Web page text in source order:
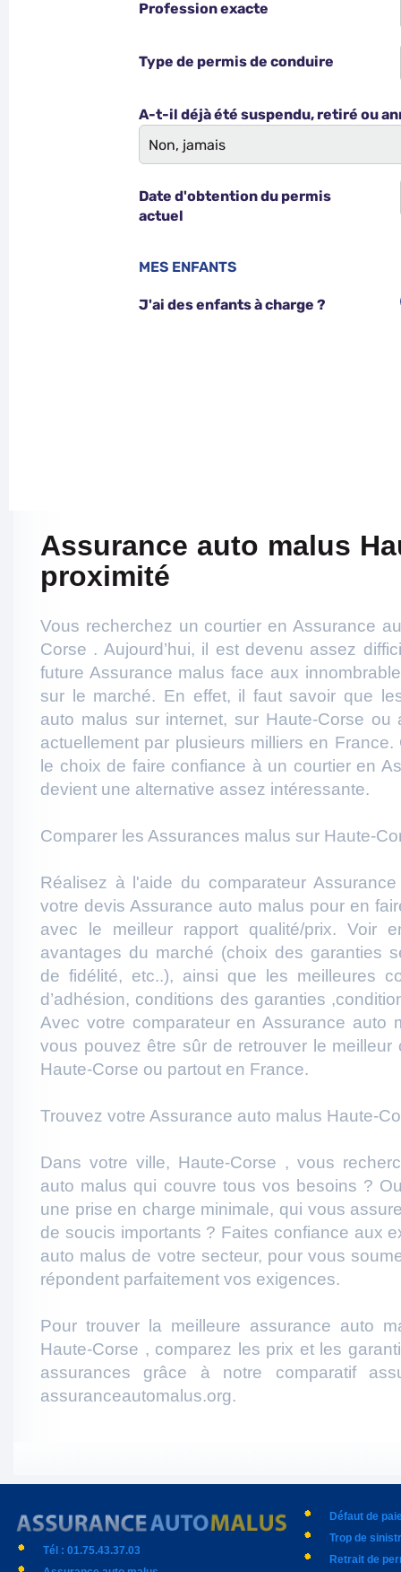
Assurance auto malus
proximité
Vous recherchez un courtier en Assurance
Corse . Aujourd’hui, il est devenu assez
future Assurance malus face aux
sur le marché. En effet, il faut savoir que
auto malus sur internet, sur Haute-Corse ou
actuellement par plusieurs milliers en France.
le choix de faire confiance à un courtier en
devient une alternative assez intéressante.
Comparer les Assurances malus sur Haute-
Réalisez à l'aide du comparateur
votre devis Assurance auto malus pour en
avec le meilleur rapport qualité/prix. Voir
avantages du marché (choix des garanties
de fidélité, etc..), ainsi que les meilleures
d’adhésion, conditions des garanties
Avec votre comparateur en Assurance auto
vous pouvez être sûr de retrouver le meilleur
Haute-Corse ou partout en France.
Trouvez votre Assurance auto malus Haute-
Dans votre ville, Haute-Corse , vous
auto malus qui couvre tous vos besoins ?
une prise en charge minimale, qui vous
de soucis importants ? Faites confiance aux
auto malus de votre secteur, pour vous
répondent parfaitement vos exigences.
Pour trouver la meilleure assurance auto
Haute-Corse , comparez les prix et les
assurances grâce à notre comparatif
assuranceautomalus.org.
Tél : 01.75.43.37.03
Défaut de
Trop de
Retrait de